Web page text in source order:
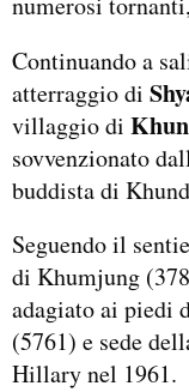
Continuando a
atterraggio di
villaggio di
sovvenzionato
buddista di
Seguendo il
di Khumjung
adagiato ai piedi
(5761) e sede
Hillary nel 1961.